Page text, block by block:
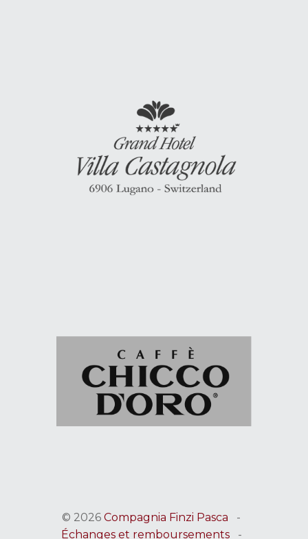
© 2026 Compagnia Finzi Pasca -
Échanges et remboursements-